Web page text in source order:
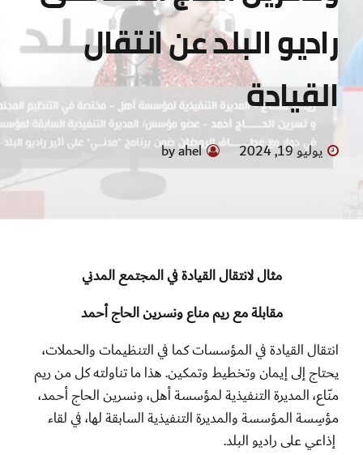
راديو البلد عن انتقال
القيادة
يوليو 19, 2024 by ahel
مثال لانتقال القيادة في المجتمع المدني
مقابلة مع ريم مناع ونسرين الحاج أحمد
انتقال القيادة في المؤسسات كما في التنظيمات والحملات،
يحتاج إلى إيمان وتخطيط وتمكين. هذا ما تناولته كل من ريم
منّاع، المديرة التنفيذية لمؤسسة أهل، ونسرين الحاج أحمد،
مؤسِسة المؤسسة والمديرة التنفيذية السابقة لها، في لقاء
إذاعي على راديو البلد.